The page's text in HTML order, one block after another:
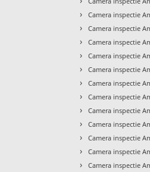
› Camera inspectie
› Camera inspectie
› Camera inspectie
› Camera inspectie
› Camera inspectie
› Camera inspectie
› Camera inspectie
› Camera inspectie
› Camera inspectie
› Camera inspectie
› Camera inspectie
› Camera inspectie